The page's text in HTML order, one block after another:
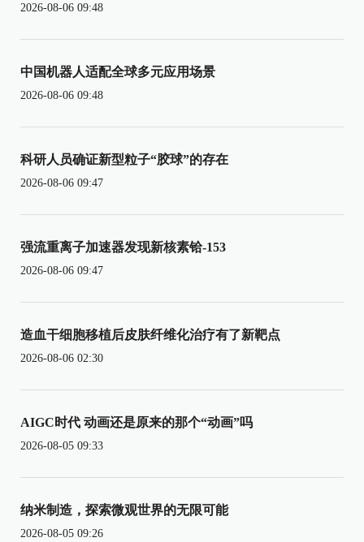
2026-08-06 09:48
中国机器人适配全球多元应用场景
2026-08-06 09:48
科研人员确证新型粒子“胶球”的存在
2026-08-06 09:47
强流重离子加速器发现新核素铪-153
2026-08-06 09:47
造血干细胞移植后皮肤纤维化治疗有了新靶点
2026-08-06 02:30
AIGC时代 动画还是原来的那个“动画”吗
2026-08-05 09:33
纳米制造，探索微观世界的无限可能
2026-08-05 09:26